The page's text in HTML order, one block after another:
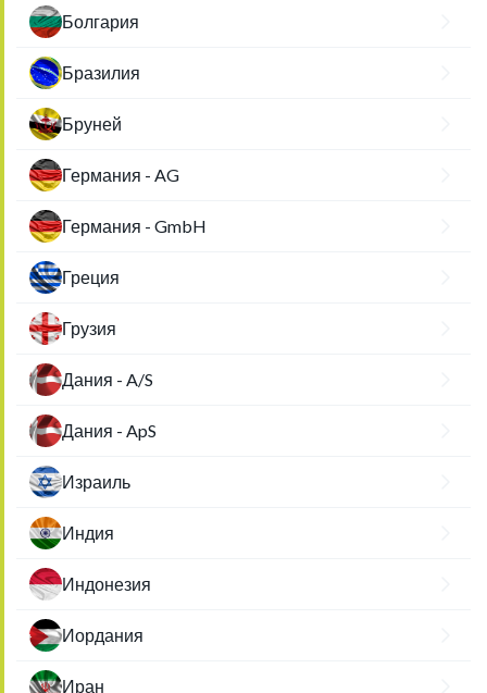
Болгария
Бразилия
Бруней
Германия - AG
Германия - GmbH
Греция
Грузия
Дания - A/S
Дания - ApS
Израиль
Индия
Индонезия
Иордания
Иран